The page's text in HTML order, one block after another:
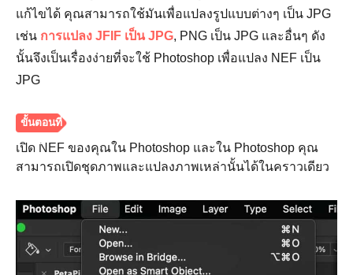
ขั้นตอนที่
แก้ไขได้ คุณสามารถใช้มันเพื่อแปลงรูปแบบต่างๆ เป็น JPG
เช่น การแปลง JFIF เป็น JPG, PNG เป็น JPG และอื่นๆ ดัง
นั้นจึงเป็นเรื่องง่ายที่จะใช้ Photoshop เพื่อแปลง NEF เป็น
JPG
เปิด NEF ของคุณใน Photoshop และใน Photoshop คุณ
สามารถเปิดชุดภาพและแปลงภาพเหล่านั้นได้ในคราวเดียว